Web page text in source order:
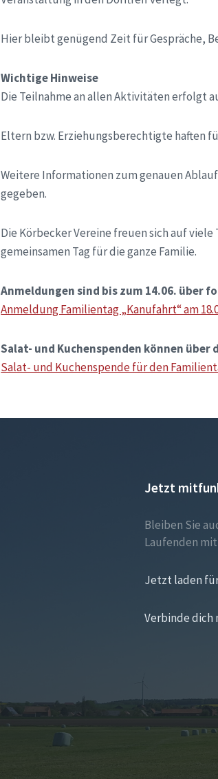
Hier bleibt genügend Zeit für Gespräche,
Wichtige Hinweise
Die Teilnahme an allen Aktivitäten erfolgt
Eltern bzw. Erziehungsberechtigte haften
Weitere Informationen zum genauen
gegeben.
Die Körbecker Vereine freuen sich auf
gemeinsamen Tag für die ganze Familie.
Anmeldungen sind bis zum 14.06. über
Anmeldung Familientag „Kanufahrt“ am
Salat- und Kuchenspenden können
Salat- und Kuchenspende für den
Jetzt
Bleiben Sie
Laufenden
Jetzt laden
Verbinde dich